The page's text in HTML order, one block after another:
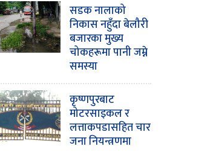
सडक नालाको
निकास नहुँदा बेलौरी
बजारका मुख्य
चोकहरूमा पानी जम्ने
समस्या
कृष्णपुरबाट
मोटरसाइकल र
लत्ताकपडासहित चार
जना नियन्त्रणमा